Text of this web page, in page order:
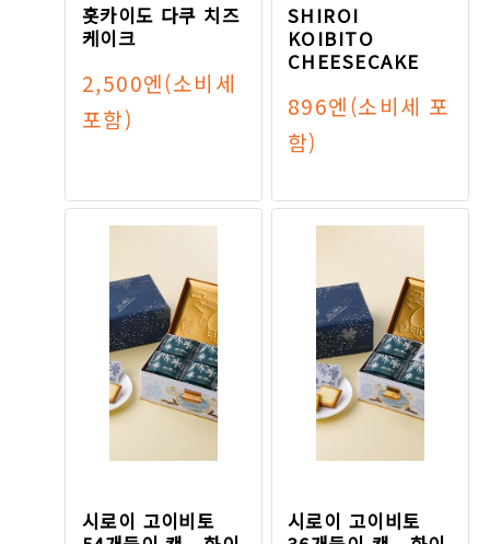
홋카이도 다쿠 치즈
케이크
2,500엔(소비세
포함)
SHIROI
KOIBITO
CHEESECAKE
896엔(소비세 포
함)
시로이 고이비토
시로이 고이비토